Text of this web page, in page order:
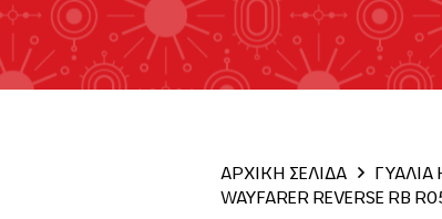
ΑΡΧΙΚΗ ΣΕΛΙΔΑ ΓΥΑΛΙΑ
WAYFARER REVERSE RB